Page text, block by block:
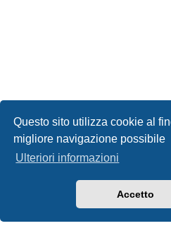
Questo sito utilizza cookie al
migliore navigazione possibile
Ulteriori informazioni
Accetto